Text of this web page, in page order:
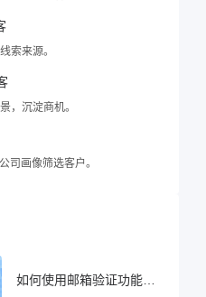
索来源。
，沉淀商机。
司画像筛选客户。